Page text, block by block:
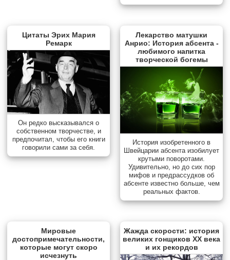
Цитаты Эрих Мария
Ремарк
Он редко высказывался о
собственном творчестве, и
предпочитал, чтобы его книги
говорили сами за себя.
Лекарство матушки
Анрио: История абсента -
любимого напитка
творческой богемы
История изобретенного в
Швейцарии абсента изобилует
крутыми поворотами.
Удивительно, но до сих пор
мифов и предрассудков об
абсенте известно больше, чем
реальных фактов.
Мировые
достопримечательности,
которые могут скоро
исчезнуть
Жажда скорости: история
великих гонщиков XX века
и их рекордов